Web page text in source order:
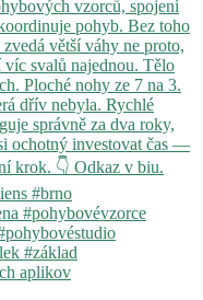
aplikov